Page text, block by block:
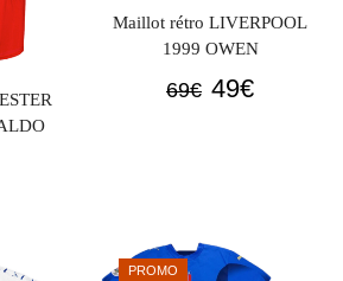
Maillot rétro LIVERPOOL
1999 OWEN
69€ Le
49€Le
PROMO